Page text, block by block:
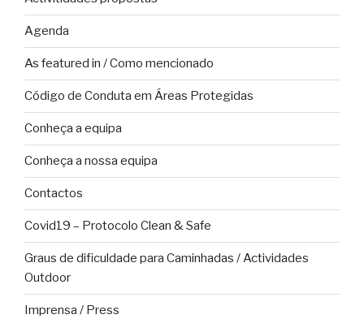
Agenda
As featured in / Como mencionado
Código de Conduta em Áreas Protegidas
Conheça a equipa
Conheça a nossa equipa
Contactos
Covid19 – Protocolo Clean & Safe
Graus de dificuldade para Caminhadas / Actividades
Outdoor
Imprensa / Press